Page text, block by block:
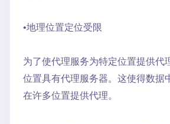
•地理位置定位受限
为了使代理服务为特定位置提供代
位置具有代理服务器。这使得数据
在许多位置提供代理。